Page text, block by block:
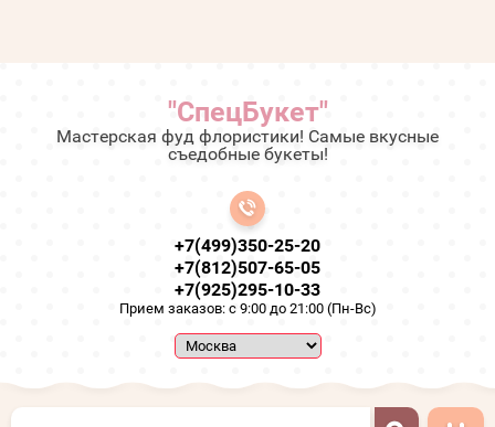
"СпецБукет"
Мастерская фуд флористики! Самые вкусные
съедобные букеты!
+7(499)350-25-20
+7(812)507-65-05
+7(925)295-10-33
Прием заказов: с 9:00 до 21:00 (Пн-Вс)